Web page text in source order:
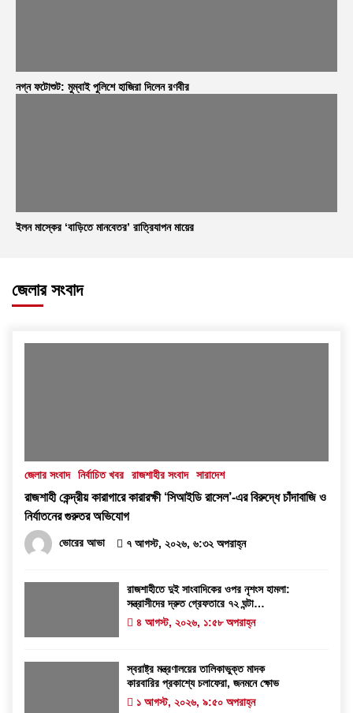
নগ্ন ফটোশুট: মুম্বাই পুলিশে হাজিরা দিলেন রণবীর
ইলন মাস্কের ‘বাড়িতে মানবেতর’ রাত্রিযাপন মায়ের
জেলার সংবাদ
জেলার সংবাদ নির্বাচিত খবর রাজশাহীর সংবাদ সারাদেশ
রাজশাহী কেন্দ্রীয় কারাগারে কারারক্ষী ‘সিআইডি রাসেল’-এর বিরুদ্ধে চাঁদাবাজি ও
নির্যাতনের গুরুতর অভিযোগ
ভোরের আভা ৭ আগস্ট, ২০২৬, ৬:৩২ অপরাহ্ন
রাজশাহীতে দুই সাংবাদিকের ওপর নৃশংস হামলা:
সন্ত্রাসীদের দ্রুত গ্রেফতারে ৭২ ঘন্টা
আলটিমেটাম
৪ আগস্ট, ২০২৬, ১:৫৮ অপরাহ্ন
স্বরাষ্ট্র মন্ত্রণালয়ের তালিকাভুক্ত মাদক
কারবারির প্রকাশ্যে চলাফেরা, জনমনে ক্ষোভ
১ আগস্ট, ২০২৬, ৯:৫০ অপরাহ্ন